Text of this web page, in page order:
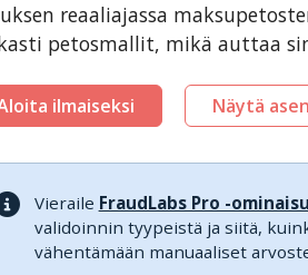
reaaliajassa
petosmallit, mikä auttaa
ilmaiseksi Näytä
Vieraile FraudLabs Pro -
validoinnin tyypeistä ja siitä,
vähentämään manuaaliset